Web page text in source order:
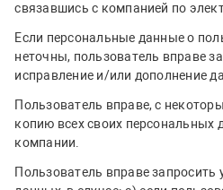
связавшись с компанией по
Если персональные данные о
неточны, пользователь вправе
исправление и/или дополнение
Пользователь вправе, с
копию всех своих персональных
компании.
Пользователь вправе запросить